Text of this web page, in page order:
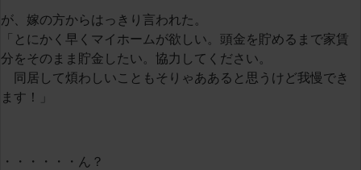
が、嫁の方からはっきり言われた。
「とにかく早くマイホームが欲しい。頭金を貯めるまで家賃
分をそのまま貯金したい。協力してください。
同居して煩わしいこともそりゃああると思うけど我慢でき
ます！」
・・・・・・ん？